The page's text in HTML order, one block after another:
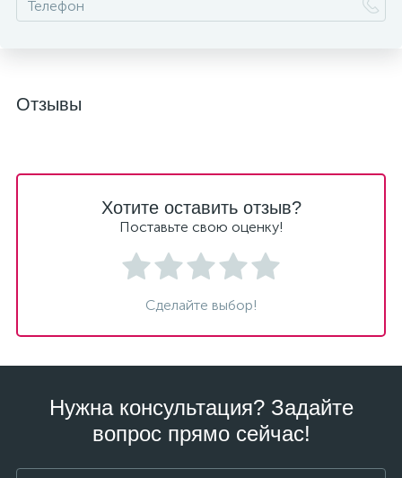
Отзывы
Хотите оставить отзыв?
Поставьте свою оценку!
Сделайте выбор!
Нужна консультация? Задайте
вопрос прямо сейчас!